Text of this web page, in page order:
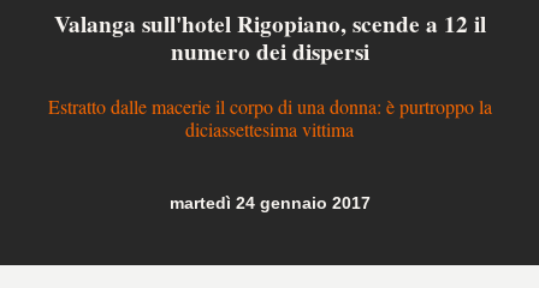
Valanga sull'hotel Rigopiano, scende a 12 il
numero dei dispersi
Estratto dalle macerie il corpo di una donna: è purtroppo la
diciassettesima vittima
martedì 24 gennaio 2017